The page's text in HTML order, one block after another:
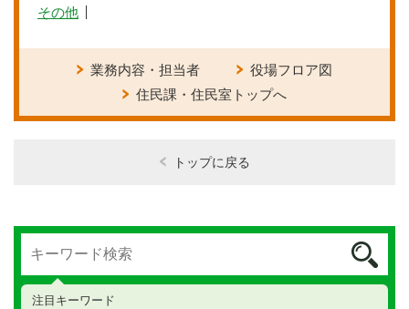
その他
業務内容・担当者
役場フロア図
住民課・住民室トップへ
トップに戻る
注目キーワード